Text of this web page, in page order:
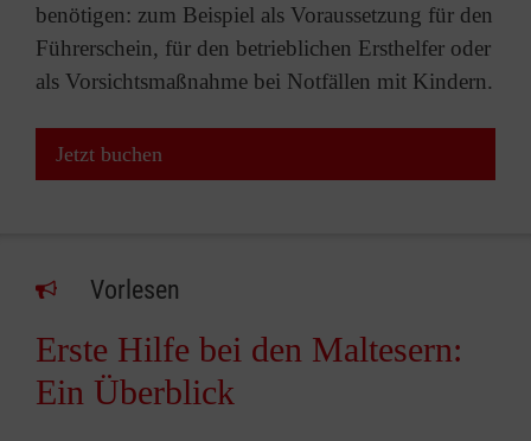
benötigen: zum Beispiel als Voraussetzung für den
Führerschein, für den betrieblichen Ersthelfer oder
als Vorsichtsmaßnahme bei Notfällen mit Kindern.
Jetzt buchen
Vorlesen
Erste Hilfe bei den Maltesern:
Ein Überblick